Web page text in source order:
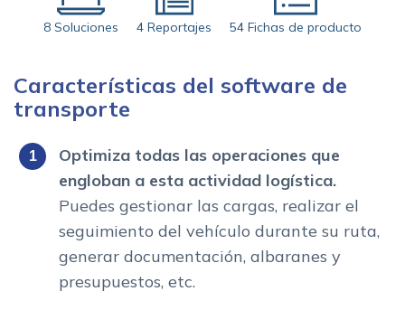
8 Soluciones 4 Reportajes 54 Fichas de producto
Características del software de
transporte
Optimiza todas las operaciones que
engloban a esta actividad logística.
Puedes gestionar las cargas, realizar el
seguimiento del vehículo durante su ruta,
generar documentación, albaranes y
presupuestos, etc.